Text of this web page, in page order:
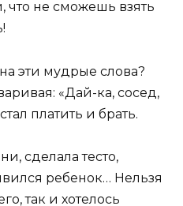
не сможешь взять
эти мудрые слова?
«Дай-ка, сосед,
платить и брать.
сделала тесто,
ребенок… Нельзя
так и хотелось